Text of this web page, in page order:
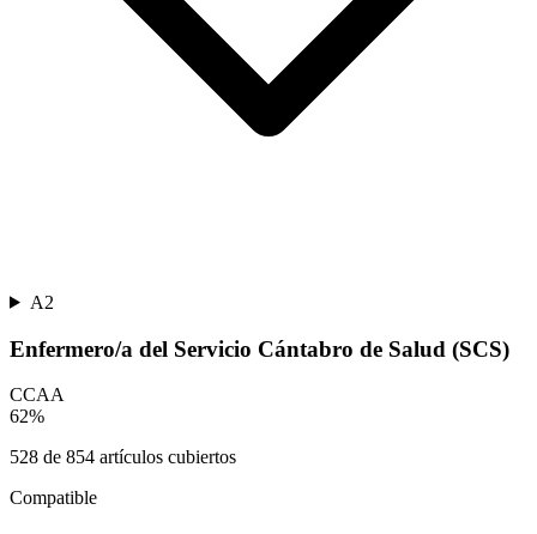
A2
Enfermero/a del Servicio Cántabro de Salud (SCS)
CCAA
62%
528 de 854 artículos cubiertos
Compatible